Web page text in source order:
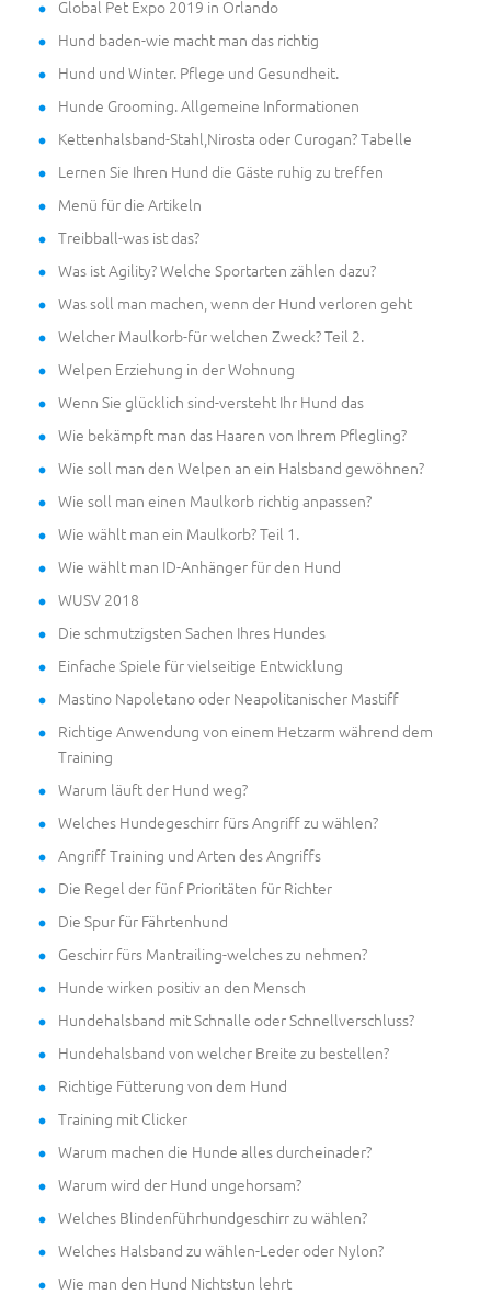
Global Pet Expo 2019 in Orlando
Hund baden-wie macht man das richtig
Hund und Winter. Pflege und Gesundheit.
Hunde Grooming. Allgemeine Informationen
Kettenhalsband-Stahl,Nirosta oder Curogan? Tabelle
Lernen Sie Ihren Hund die Gäste ruhig zu treffen
Menü für die Artikeln
Treibball-was ist das?
Was ist Agility? Welche Sportarten zählen dazu?
Was soll man machen, wenn der Hund verloren geht
Welcher Maulkorb-für welchen Zweck? Teil 2.
Welpen Erziehung in der Wohnung
Wenn Sie glücklich sind-versteht Ihr Hund das
Wie bekämpft man das Haaren von Ihrem Pflegling?
Wie soll man den Welpen an ein Halsband gewöhnen?
Wie soll man einen Maulkorb richtig anpassen?
Wie wählt man ein Maulkorb? Teil 1.
Wie wählt man ID-Anhänger für den Hund
WUSV 2018
Die schmutzigsten Sachen Ihres Hundes
Einfache Spiele für vielseitige Entwicklung
Mastino Napoletano oder Neapolitanischer Mastiff
Richtige Anwendung von einem Hetzarm während dem
Training
Warum läuft der Hund weg?
Welches Hundegeschirr fürs Angriff zu wählen?
Angriff Training und Arten des Angriffs
Die Regel der fünf Prioritäten für Richter
Die Spur für Fährtenhund
Geschirr fürs Mantrailing-welches zu nehmen?
Hunde wirken positiv an den Mensch
Hundehalsband mit Schnalle oder Schnellverschluss?
Hundehalsband von welcher Breite zu bestellen?
Richtige Fütterung von dem Hund
Training mit Clicker
Warum machen die Hunde alles durcheinader?
Warum wird der Hund ungehorsam?
Welches Blindenführhundgeschirr zu wählen?
Welches Halsband zu wählen-Leder oder Nylon?
Wie man den Hund Nichtstun lehrt